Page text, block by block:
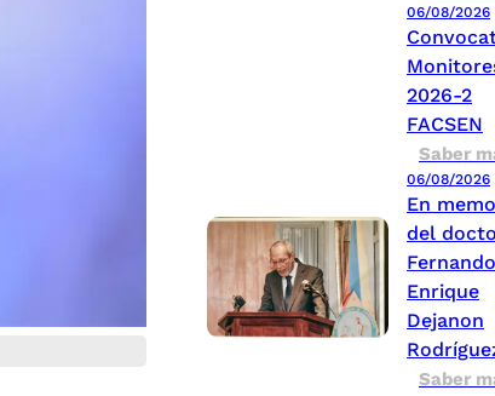
06/08/2026
2026-2
FACSEN
Saber
06/08/2026
En
del
Fernando
Enrique
Dejanon
Saber